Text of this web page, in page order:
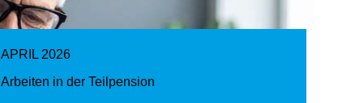
APRIL 2026
Arbeiten in der Teilpension